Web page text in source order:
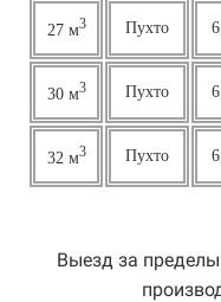
27 м3 Пухто
30 м3 Пухто
32 м3 Пухто
Выезд за